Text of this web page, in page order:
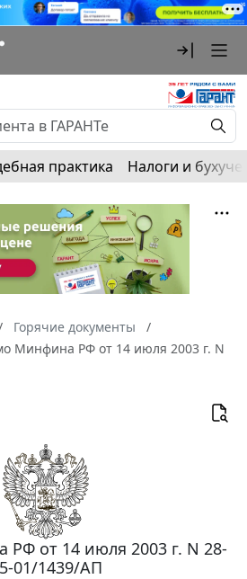
практика Налоги и
Горячие документы
Минфина РФ от 14 июля 2003 г. N
от 14 июля 2003 г. N 28-
01/1439/АП